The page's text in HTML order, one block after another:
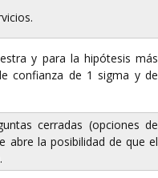
y para la hipótesis más
confianza de 1 sigma y de
cerradas (opciones de
abre la posibilidad de que el